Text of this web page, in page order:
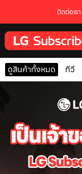
ติดต่อเรา
ดูสินค้าทั้งหมด ทีวี